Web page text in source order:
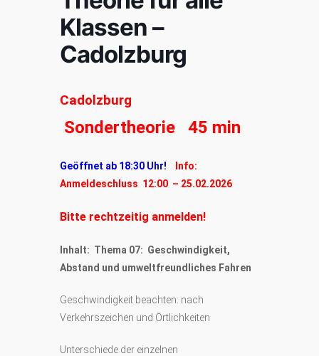
Klassen –
Cadolzburg
Cadolzburg
Sondertheorie 45 min
Geöffnet ab 18:30 Uhr!
Info:
Anmeldeschluss 12:00 – 25.02.2026
Bitte rechtzeitig anmelden!
Inhalt: Thema 07: Geschwindigkeit,
Abstand und umweltfreundliches Fahren
Geschwindigkeit beachten: nach
Verkehrszeichen und Örtlichkeiten
Unterschiede der einzelnen